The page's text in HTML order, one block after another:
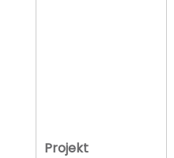
Projekt